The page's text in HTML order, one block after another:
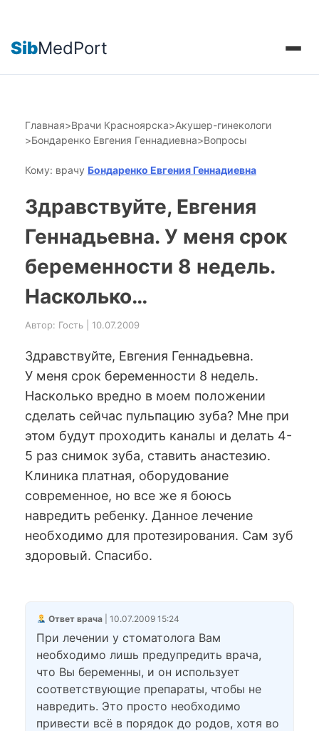
SibMedPort
Главная>Врачи Красноярска>Акушер-гинекологи
>Бондаренко Евгения Геннадиевна>Вопросы
Кому: врачу Бондаренко Евгения Геннадиевна
Здравствуйте, Евгения
Геннадьевна. У меня срок
беременности 8 недель.
Насколько…
Автор: Гость | 10.07.2009
Здравствуйте, Евгения Геннадьевна.
У меня срок беременности 8 недель.
Насколько вредно в моем положении
сделать сейчас пульпацию зуба? Мне при
этом будут проходить каналы и делать 4-
5 раз снимок зуба, ставить анастезию.
Клиника платная, оборудование
современное, но все же я боюсь
навредить ребенку. Данное лечение
необходимо для протезирования. Сам зуб
здоровый. Спасибо.
Ответ врача| 10.07.2009 15:24
При лечении у стоматолога Вам
необходимо лишь предупредить врача,
что Вы беременны, и он использует
соответствующие препараты, чтобы не
навредить. Это просто необходимо
привести всё в порядок до родов, хотя во